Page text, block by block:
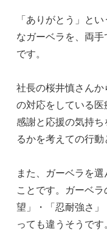
「ありがとう」と
なガーベラを、両
です。
社長の桜井慎さん
の対応をしている
感謝と応援の気持
るかを考えての行動
また、ガーベラを
ことです。ガーベ
望」・「忍耐強さ
っても違うそうです